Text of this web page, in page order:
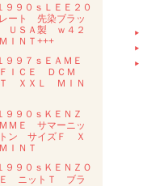
９９０ｓＬＥＥ２０
ート 先染ブラッ
ＵＳＡ製 ｗ４２
ＩＮＴ+++
９９７ｓＥＡＭＥ
ＩＣＥ ＤＣＭ
Ｔ ＸＸＬ ＭＩＮ
９９０ｓＫＥＮＺ
ＭＥ サマーニッ
ン サイズＦ Ｘ
ＩＮＴ
９９０ｓＫＥＮＺＯ
Ｅ ニットＴ ブラ